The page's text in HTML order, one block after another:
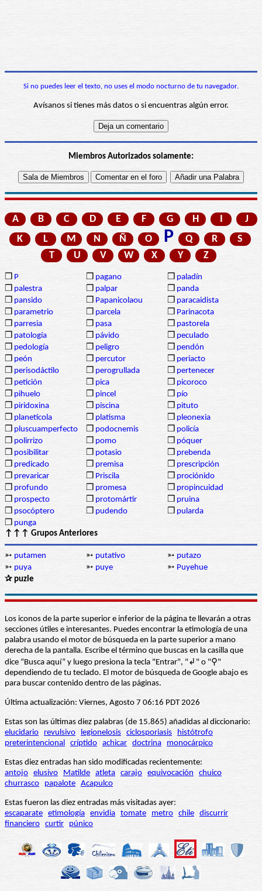
Si no puedes leer el texto, no uses el modo nocturno de tu navegador.
Avísanos si tienes más datos o si encuentras algún error.
Miembros Autorizados solamente:
A B C D E F G H I
J
K
L M N Ñ O P Q R
S
T
U V W X Y Z
❒ P ❒ pagano ❒ paladín
❒ palestra ❒ palpar ❒ panda
❒ pansido ❒ Papanicolaou ❒ paracaidista
❒ parametrio ❒ parcela ❒ Parinacota
❒ parresia ❒ pasa ❒ pastorela
❒ patología ❒ pávido ❒ peculado
❒ pedología ❒ peligro ❒ pendón
❒ peón ❒ percutor ❒ periacto
❒ perisodáctilo ❒ perogrullada ❒ pertenecer
❒ petición ❒ pica ❒ picoroco
❒ pihuelo ❒ pincel ❒ pío
❒ piridoxina ❒ piscina ❒ pituto
❒ planetícola ❒ platisma ❒ pleonexia
❒ pluscuamperfecto ❒ podocnemis ❒ policía
❒ polirrizo ❒ pomo ❒ póquer
❒ posibilitar ❒ potasio ❒ prebenda
❒ predicado ❒ premisa ❒ prescripción
❒ prevaricar ❒ Priscila ❒ prociónido
❒ profundo ❒ promesa ❒ propincuidad
❒ prospecto ❒ protomártir ❒ pruina
❒ psocóptero ❒ pudendo ❒ pularda
❒ punga
↑↑↑ Grupos Anteriores
➳ putamen ➳ putativo ➳ putazo
➳ puya ➳ puye ➳ Puyehue
✰ puzle
Los iconos de la parte superior e inferior de la página te llevarán a otras
secciones útiles e interesantes. Puedes encontrar la etimología de una
palabra usando el motor de búsqueda en la parte superior a mano
derecha de la pantalla. Escribe el término que buscas en la casilla que
dice “Busca aquí” y luego presiona la tecla "Entrar", "↲" o "⚲"
dependiendo de tu teclado. El motor de búsqueda de Google abajo es
para buscar contenido dentro de las páginas.
Última actualización: Viernes, Agosto 7 06:16 PDT 2026
Estas son las últimas diez palabras (de 15.865) añadidas al diccionario:
elucidario
revulsivo legionelosis ciclosporiasis
histótrofo
preterintencional críptido achicar doctrina monocárpico
Estas diez entradas han sido modificadas recientemente:
antojo elusivo Matilde atleta carajo equivocación
chuico
churrasco
papalote Acapulco
Estas fueron las diez entradas más visitadas ayer:
escaparate etimología envidia tomate metro chile discurrir
financiero curtir púnico